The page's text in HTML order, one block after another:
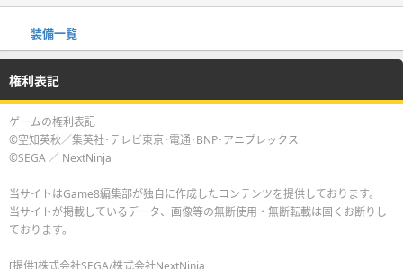
装備一覧
権利表記
ゲームの権利表記
©空知英秋／集英社･テレビ東京･電通･BNP･アニプレックス
©SEGA ／ NextNinja
当サイトはGame8編集部が独自に作成したコンテンツを提供しております。
当サイトが掲載しているデータ、画像等の無断使用・無断転載は固くお断りし
ております。
[提供]株式会社SEGA/株式会社NextNinja